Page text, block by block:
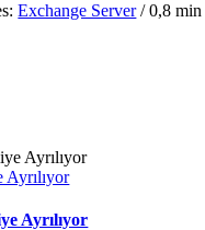
Exchange Server/0,8 min
Ayrılıyor